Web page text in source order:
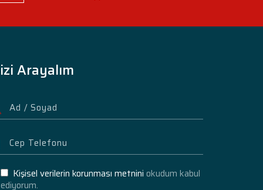
Arayalım
Kişisel verilerin korunması metnini okudum kabul
ediyorum.